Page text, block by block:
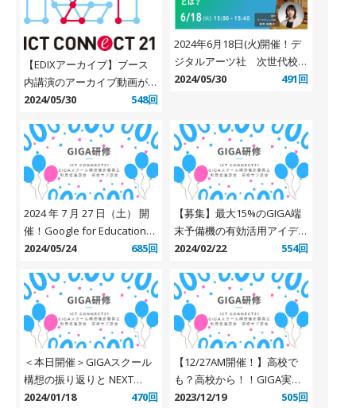
【EDIXアーカイブ】ブース
内講演のアーカイブ動画が公
開されました
2024/05/30 548回
2024年6月18日(火)開催！デ
ジタルアーツ社 次世代校務
DXのあるべき姿と求められ
2024/05/30 491回
2024 年 7 月 27 日（土） 開
催！Google for Education
GIGA 第 2 期！これからの学
家 3 人のぶっちゃけトーク
【第 2 弾】 ～有識者と考え
る GIGA スクール構想第 2 期
セミナー～
2024/05/24 685回
【募集】最大15%のGIGA端
末予備機の有効活用アイデア
を募集します
2024/02/22 554回
＜本日開催＞GIGAスクール
構想の振り返りと NEXT
GIGAで求められる対策と
2024/01/18 470回
【12/27AM開催！】高校で
も？高校から！！GIGA実践
赤裸々トーク（ICT
2023/12/19 505回